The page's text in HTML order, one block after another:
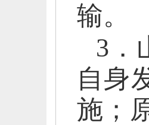
输。
3．
自身
施；